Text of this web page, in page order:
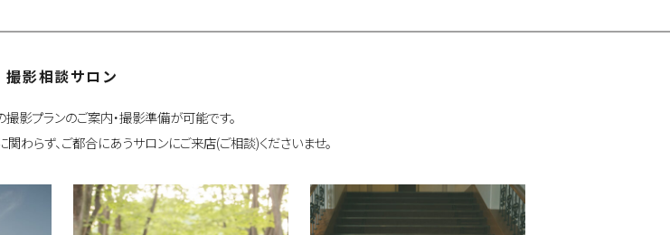
撮影相談サロン
影プランのご案内・撮影準備が可能です。
わらず、ご都合にあうサロンにご来店(ご相談)くださいませ。